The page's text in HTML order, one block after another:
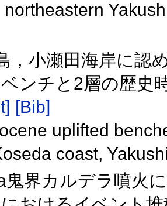
northeastern
，小瀬田海岸に認
ンチと2層の歴史
[Bib]
uplifted
coast,
鬼界カルデラ噴火